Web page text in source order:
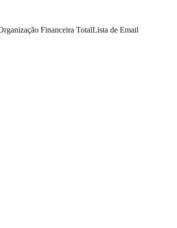
Financeira TotalLista de Email